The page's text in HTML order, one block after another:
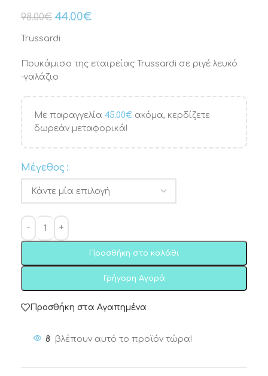
98.00€ 44.00€
Trussardi
Πουκάμισο της εταιρείας Trussardi σε ριγέ λευκό
-γαλάζιο
Με παραγγελία 45.00€ ακόμα, κερδίζετε
δωρεάν μεταφορικά!
Μέγεθος
Προσθήκη στο καλάθι
Γρήγορη Αγορά
Προσθήκη στα Αγαπημένα
8 βλέπουν αυτό το προϊόν τώρα!